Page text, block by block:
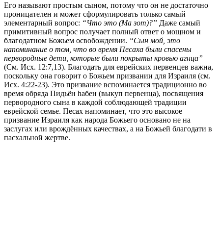
Его называют простым сыном, потому что он не достаточно
проницателен и может сформулировать только самый
элементарный вопрос: “Что это (Ма зот)?” Даже самый
примитивный вопрос получает полный ответ о мощном и
благодатном Божьем освобождении. “Сын мой, это
напоминание о том, что во время Песаха были спасены
первородные дети, которые были покрыты кровью агнца”
(См. Исх. 12:7,13). Благодать для еврейских первенцев важна,
поскольку она говорит о Божьем призвании для Израиля (см.
Исх. 4:22-23). Это призвание вспоминается традиционно во
время обряда Пидьён hабен (выкуп первенца), посвящения
первородного сына в каждой соблюдающей традиции
еврейской семье. Песах напоминает, что это высокое
призвание Израиля как народа Божьего основано не на
заслугах или врождённых качествах, а на Божьей благодати в
пасхальной жертве.